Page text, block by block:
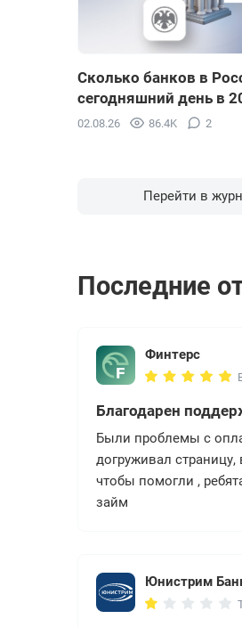
Сколько банков в
сегодняшний день в
02.08.26 86.4K 2
Перейти в
Последние
Финтерс
Благодарен
Были проблемы с
догруживал
чтобы помогли ,
займ
Юнистрим